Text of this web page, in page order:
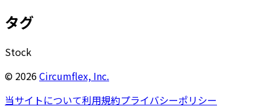
タグ
Stock
© 2026Circumflex, Inc.
当サイトについて利用規約プライバシーポリシー